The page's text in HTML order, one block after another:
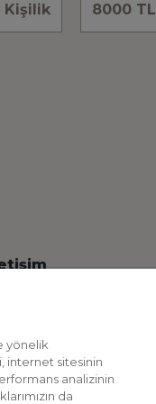
Kişilik 8000 TL
Hattı
Hattı
yönelik
internet sitesinin
analizinin
da